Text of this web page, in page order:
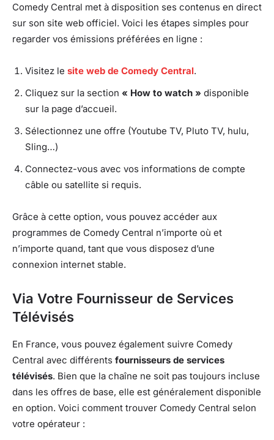
Comedy Central met à disposition ses contenus en direct
sur son site web officiel. Voici les étapes simples pour
regarder vos émissions préférées en ligne :
Visitez le site web de Comedy Central.
Cliquez sur la section « How to watch » disponible
sur la page d’accueil.
Sélectionnez une offre (Youtube TV, Pluto TV, hulu,
Sling…)
Connectez-vous avec vos informations de compte
câble ou satellite si requis.
Grâce à cette option, vous pouvez accéder aux
programmes de Comedy Central n’importe où et
n’importe quand, tant que vous disposez d’une
connexion internet stable.
Via Votre Fournisseur de Services
Télévisés
En France, vous pouvez également suivre Comedy
Central avec différents fournisseurs de services
télévisés. Bien que la chaîne ne soit pas toujours incluse
dans les offres de base, elle est généralement disponible
en option. Voici comment trouver Comedy Central selon
votre opérateur :